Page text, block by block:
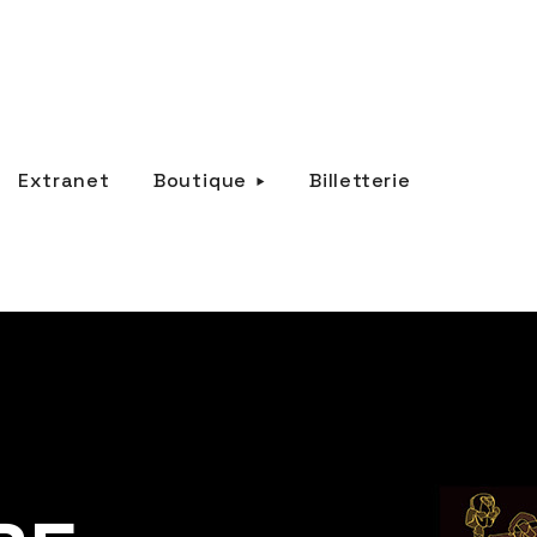
Extranet Boutique Billetterie